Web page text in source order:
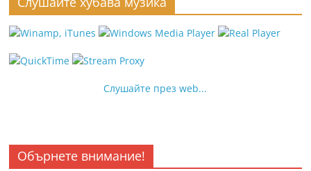
Слушайте през web...
Обърнете внимание!